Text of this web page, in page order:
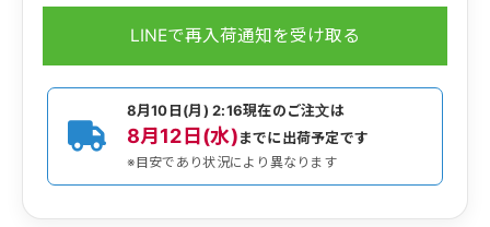
LINEで再入荷通知を受け取る
8月10日(月) 2:16現在のご注文は
8月12日(水)までに出荷予定です
※目安であり状況により異なります